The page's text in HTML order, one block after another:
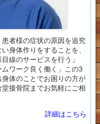
者様の症状の原因を追究
身体作りをすることを、
線のサービスを行う」
ムワーク良く働く」この3
体のことでお困りの方が
接骨院までお気軽にご相
詳細はこちら